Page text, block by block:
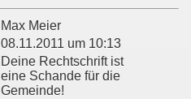
Max Meier
08.11.2011 um 10:13
Deine Rechtschrift ist
eine Schande für die
Gemeinde!